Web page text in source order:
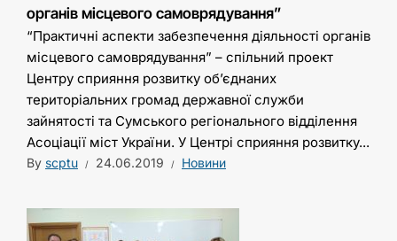
органів місцевого самоврядування”
“Практичні аспекти забезпечення діяльності органів
місцевого самоврядування” – спільний проект
Центру сприяння розвитку об’єднаних
територіальних громад державної служби
зайнятості та Сумського регіонального відділення
Асоціації міст України. У Центрі сприяння розвитку...
By scptu 24.06.2019 Новини